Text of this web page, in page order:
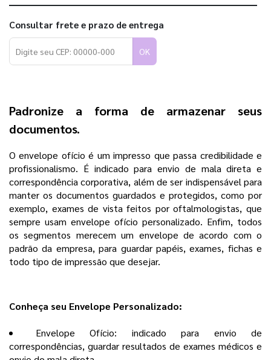
Consultar frete e prazo de entrega
OK
Padronize a forma de armazenar seus
documentos.
O envelope ofício é um impresso que passa credibilidade e
profissionalismo. É indicado para envio de mala direta e
correspondência corporativa, além de ser indispensável para
manter os documentos guardados e protegidos, como por
exemplo, exames de vista feitos por oftalmologistas, que
sempre usam envelope ofício personalizado. Enfim, todos
os segmentos merecem um envelope de acordo com o
padrão da empresa, para guardar papéis, exames, fichas e
todo tipo de impressão que desejar.
Conheça seu Envelope Personalizado:
Envelope Ofício: indicado para envio de
correspondências, guardar resultados de exames médicos e